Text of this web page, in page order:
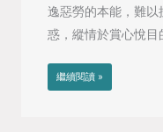
逸惡勞的本能，難
惑，縱情於賞心悅目
繼續閱讀 »